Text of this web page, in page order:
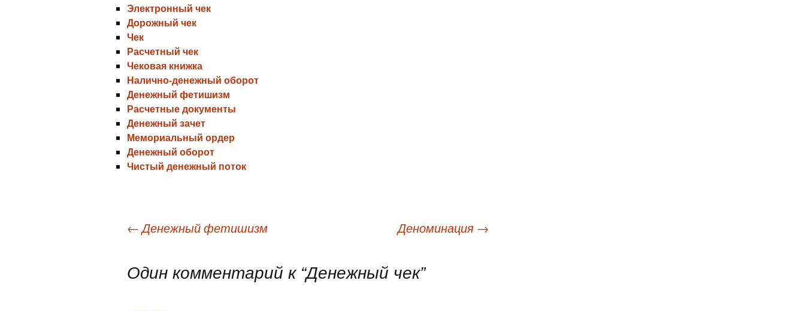
Электронный чек
Дорожный чек
Чек
Расчетный чек
Чековая книжка
Налично-денежный оборот
Денежный фетишизм
Расчетные документы
Денежный зачет
Мемориальный ордер
Денежный оборот
Чистый денежный поток
←Денежный фетишизм Деноминация →
Один комментарий к “Денежный чек”